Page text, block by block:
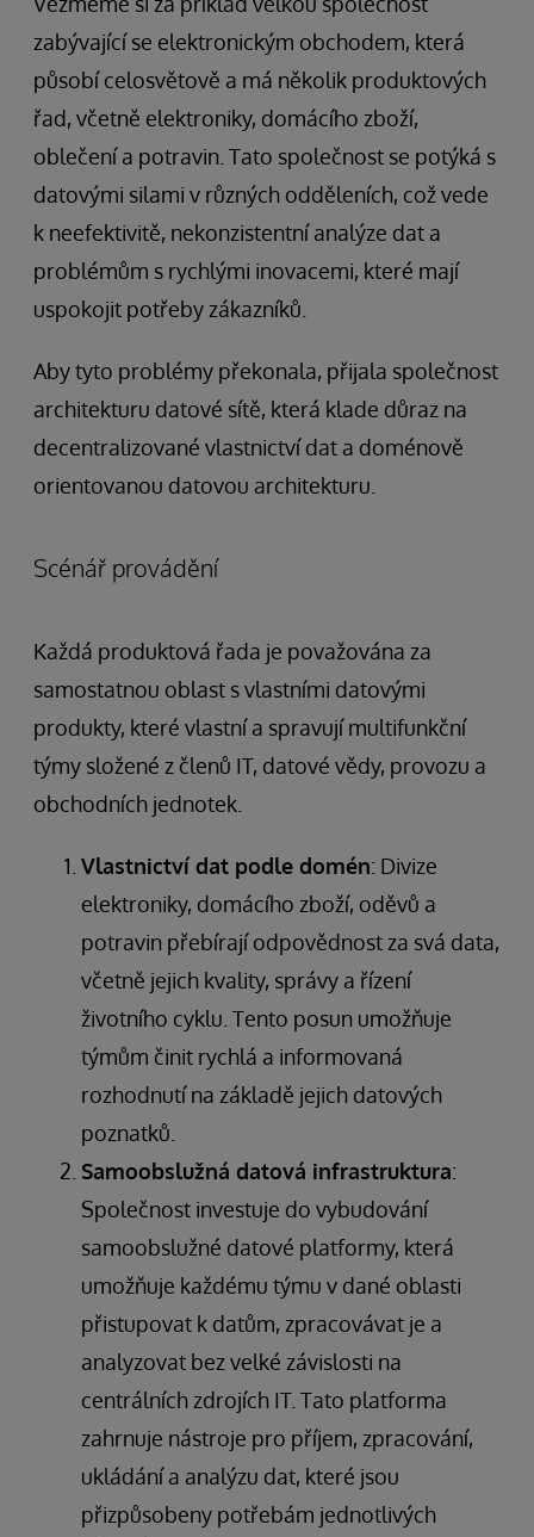
zabývající se elektronickým obchodem, která
působí celosvětově a má několik produktových
řad, včetně elektroniky, domácího zboží,
oblečení a potravin. Tato společnost se potýká s
datovými silami v různých odděleních, což vede
k neefektivitě, nekonzistentní analýze dat a
problémům s rychlými inovacemi, které mají
uspokojit potřeby zákazníků.
Aby tyto problémy překonala, přijala společnost
architekturu datové sítě, která klade důraz na
decentralizované vlastnictví dat a doménově
orientovanou datovou architekturu.
Scénář provádění
Každá produktová řada je považována za
samostatnou oblast s vlastními datovými
produkty, které vlastní a spravují multifunkční
týmy složené z členů IT, datové vědy, provozu a
obchodních jednotek.
Vlastnictví dat podle domén: Divize
elektroniky, domácího zboží, oděvů a
potravin přebírají odpovědnost za svá data,
včetně jejich kvality, správy a řízení
životního cyklu. Tento posun umožňuje
týmům činit rychlá a informovaná
rozhodnutí na základě jejich datových
poznatků.
Samoobslužná datová infrastruktura:
Společnost investuje do vybudování
samoobslužné datové platformy, která
umožňuje každému týmu v dané oblasti
přistupovat k datům, zpracovávat je a
analyzovat bez velké závislosti na
centrálních zdrojích IT. Tato platforma
zahrnuje nástroje pro příjem, zpracování,
ukládání a analýzu dat, které jsou
přizpůsobeny potřebám jednotlivých